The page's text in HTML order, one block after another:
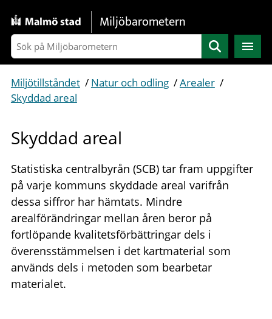
Gå direkt till sidans innehåll
Miljöbarometern
Sök
Miljötillståndet / Natur och odling /Arealer /
Skyddad areal
Skyddad areal
Statistiska centralbyrån (SCB) tar fram uppgifter
på varje kommuns skyddade areal varifrån
dessa siffror har hämtats. Mindre
arealförändringar mellan åren beror på
fortlöpande kvalitetsförbättringar dels i
överensstämmelsen i det kartmaterial som
används dels i metoden som bearbetar
materialet.